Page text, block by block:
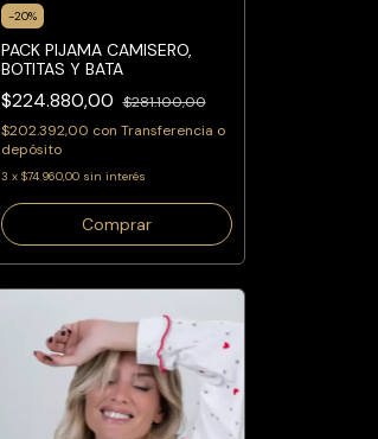
-20%
PACK PIJAMA CAMISERO,
BOTITAS Y BATA
$224.880,00 $281.100,00
$202.392,00 con Transferencia o
depósito
3 x $74.960,00 sin interés
Comprar